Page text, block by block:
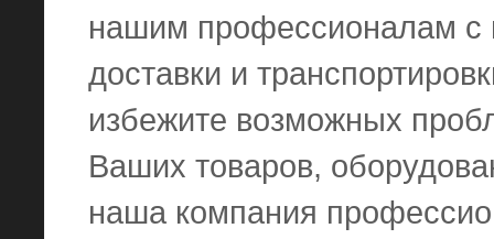
нашим профессионалам с
доставки и
избежите возможных
Ваших товаров,
наша компания